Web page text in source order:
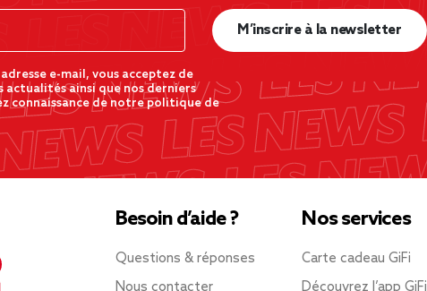
e-mail, vous acceptez de
actualités ainsi que nos derniers
connaissance de notre politique de
M’inscrire à la newsletter
Besoin d’aide ?
Questions & réponses
Nous contacter
Nos services
Carte cadeau GiFi
Découvrez l’app GiFi